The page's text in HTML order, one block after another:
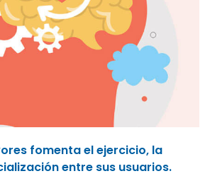
fomenta el ejercicio, la
entre sus usuarios.